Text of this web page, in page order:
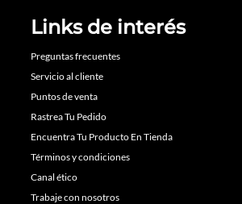
Links de interés
Preguntas frecuentes
Servicio al cliente
Puntos de venta
Rastrea Tu Pedido
Encuentra Tu Producto En Tienda
Términos y condiciones
Canal ético
Trabaje con nosotros